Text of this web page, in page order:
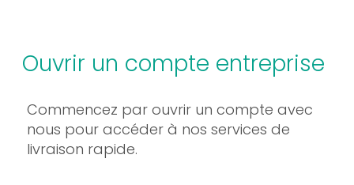
Ouvrir un compte entreprise
Commencez par ouvrir un compte avec
nous pour accéder à nos services de
livraison rapide.